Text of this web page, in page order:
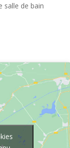
salle de bain